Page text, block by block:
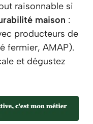
raisonnable si
maison :
producteurs de
fermier, AMAP).
et dégustez